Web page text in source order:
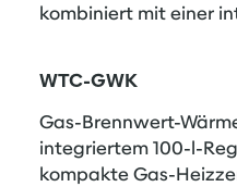
kombiniert mit einer
WTC-GWK
Gas-Brennwert-
integriertem 100-l-
kompakte Gas-